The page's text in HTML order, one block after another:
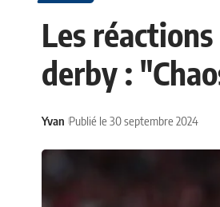
Les
derby :
Yvan Publié le 30 septembre 2024